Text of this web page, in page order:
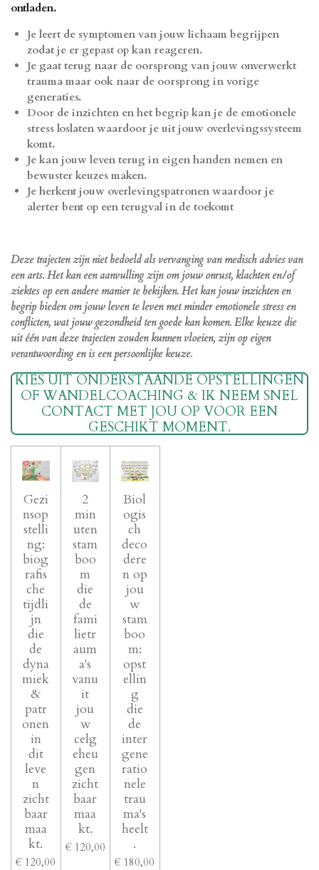
ontladen.
Je leert de symptomen van jouw lichaam begrijpen
zodat je er gepast op kan reageren.
Je gaat terug naar de oorsprong van jouw onverwerkt
trauma maar ook naar de oorsprong in vorige
generaties.
Door de inzichten en het begrip kan je de emotionele
stress loslaten waardoor je uit jouw overlevingssysteem
komt.
Je kan jouw leven terug in eigen handen nemen en
bewuster keuzes maken.
Je herkent jouw overlevingspatronen waardoor je
alerter bent op een terugval in de toekomt
Deze trajecten zijn niet bedoeld als vervanging van medisch advies van
een arts. Het kan een aanvulling zijn om jouw onrust, klachten en/of
ziektes op een andere manier te bekijken. Het kan jouw inzichten en
begrip bieden om jouw leven te leven met minder emotionele stress en
conflicten, wat jouw gezondheid ten goede kan komen. Elke keuze die
uit één van deze trajecten zouden kunnen vloeien, zijn op eigen
verantwoording en is een persoonlijke keuze.
KIES UIT ONDERSTAANDE OPSTELLINGEN
OF WANDELCOACHING & IK NEEM SNEL
CONTACT MET JOU OP VOOR EEN
GESCHIKT MOMENT.
Gezi
nsop
stelli
ng:
biog
rafis
che
tijdli
jn
die
de
dyna
miek
&
patr
onen
in
dit
leve
n
zicht
baar
maa
kt.
€ 120,00
2
min
uten
stam
boo
m
die
de
fami
lietr
aum
a's
vanu
it
jou
w
celg
eheu
gen
zicht
baar
maa
kt.
€ 120,00
Biol
ogis
ch
deco
dere
n op
jou
w
stam
boo
m:
opst
ellin
g
die
de
inter
gene
ratio
nele
trau
ma's
heelt
.
€ 180,00